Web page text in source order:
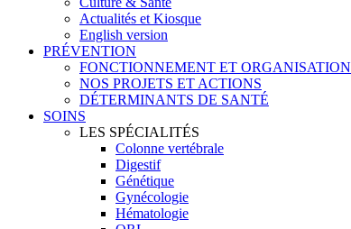
Actualités et Kiosque
English version
PRÉVENTION
FONCTIONNEMENT ET ORGANISATION
NOS PROJETS ET ACTIONS
DÉTERMINANTS DE SANTÉ
SOINS
LES SPÉCIALITÉS
Colonne vertébrale
Digestif
Génétique
Gynécologie
Hématologie